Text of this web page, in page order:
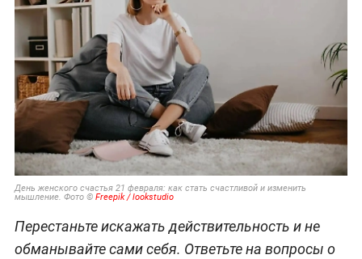
День женского счастья 21 февраля: как стать счастливой и изменить
мышление. Фото © Freepik / lookstudio
Перестаньте искажать действительность и не
обманывайте сами себя. Ответьте на вопросы о